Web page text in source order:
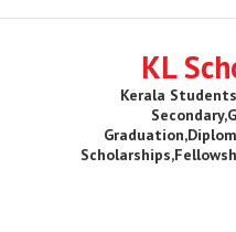
KL
Kerala